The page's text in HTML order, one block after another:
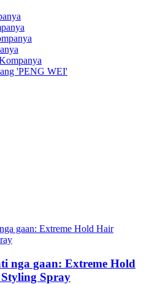
'PENG WEI'
nga gaan: Extreme Hold
Spray